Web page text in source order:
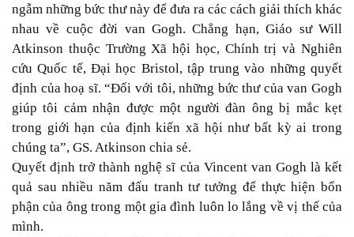
ngẫm những bức thư này để đưa ra các cách giải thích khác
nhau về cuộc đời van Gogh. Chẳng hạn, Giáo sư Will
Atkinson thuộc Trường Xã hội học, Chính trị và Nghiên
cứu Quốc tế, Đại học Bristol, tập trung vào những quyết
định của hoạ sĩ. “Đối với tôi, những bức thư của van Gogh
giúp tôi cảm nhận được một người đàn ông bị mắc kẹt
trong giới hạn của định kiến xã hội như bất kỳ ai trong
chúng ta”, GS. Atkinson chia sẻ.
Quyết định trở thành nghệ sĩ của Vincent van Gogh là kết
quả sau nhiều năm đấu tranh tư tưởng để thực hiện bổn
phận của ông trong một gia đình luôn lo lắng về vị thế của
mình.